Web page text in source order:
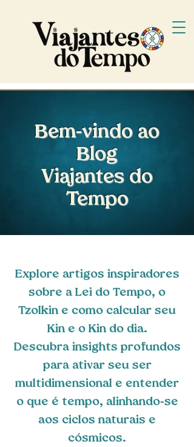
Bem-vindo ao
Blog
Viajantes do
Tempo
Explore artigos inspiradores
sobre a Lei do Tempo, o
Tzolkin e como calcular seu
Kin e o Kin do dia.
Descubra insights profundos
para ativar seu ser
multidimensional e entender
o que é tempo, alinhando-se
aos ciclos naturais e
cósmicos.